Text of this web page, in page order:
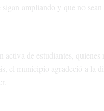
sigan ampliando y que no
de estudiantes,
el municipio agradeció a la